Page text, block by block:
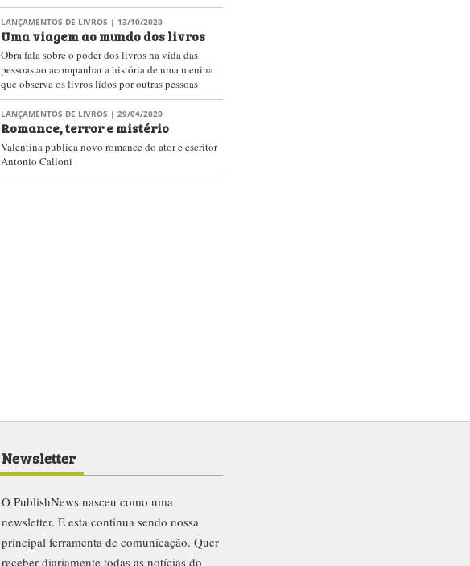
LANÇAMENTOS DE LIVROS | 13/10/2020
Uma viagem ao mundo dos livros
Obra fala sobre o poder dos livros na vida das
pessoas ao acompanhar a história de uma menina
que observa os livros lidos por outras pessoas
LANÇAMENTOS DE LIVROS | 29/04/2020
Romance, terror e mistério
Valentina publica novo romance do ator e escritor
Antonio Calloni
Newsletter
O PublishNews nasceu como uma
newsletter. E esta continua sendo nossa
principal ferramenta de comunicação. Quer
receber diariamente todas as notícias do